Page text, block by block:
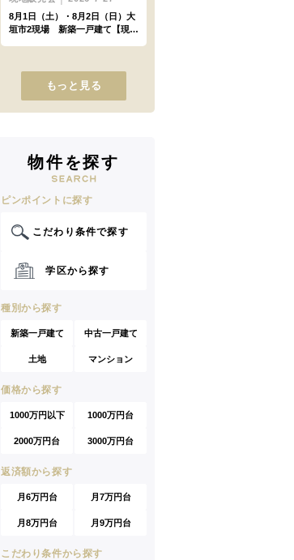
もっと見る
物件を探す
ピンポイントに探す
こだわり条件で探す
学区から探す
種別から探す
新築一戸建て 中古一戸建て
土地 マンション
価格から探す
1000万円以下 1000万円台
2000万円台 3000万円台
返済額から探す
月6万円台 月7万円台
月8万円台 月9万円台
こだわり条件から探す